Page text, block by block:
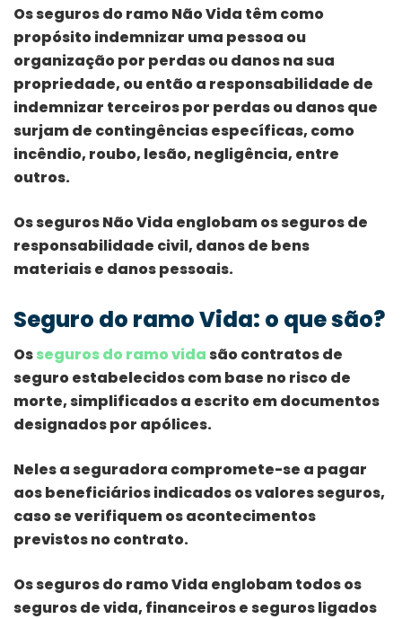
Os seguros do ramo Não Vida têm como
propósito indemnizar uma pessoa ou
organização por perdas ou danos na sua
propriedade, ou então a responsabilidade de
indemnizar terceiros por perdas ou danos que
surjam de contingências específicas, como
incêndio, roubo, lesão, negligência, entre
outros.
Os seguros Não Vida englobam os seguros de
responsabilidade civil, danos de bens
materiais e danos pessoais.
Seguro do ramo Vida: o que são?
Osseguros do ramo vidasão contratos de
seguro estabelecidos com base no risco de
morte, simplificados a escrito em documentos
designados por apólices.
Neles a seguradora compromete-se a pagar
aos beneficiários indicados os valores seguros,
caso se verifiquem os acontecimentos
previstos no contrato.
Os seguros do ramo Vida englobam todos os
seguros de vida, financeiros e seguros ligados